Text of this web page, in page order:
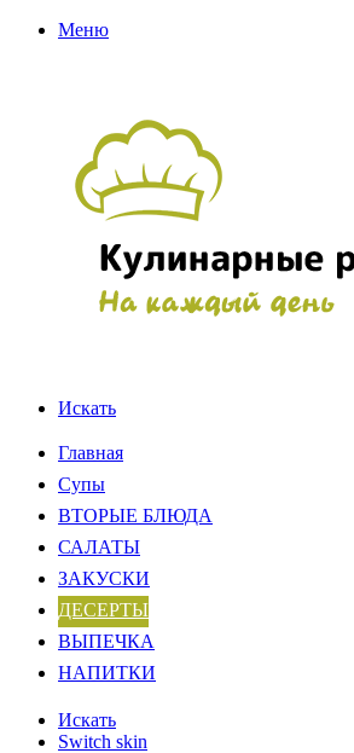
Меню
Искать
Главная
Супы
ВТОРЫЕ БЛЮДА
САЛАТЫ
ЗАКУСКИ
ДЕСЕРТЫ
ВЫПЕЧКА
НАПИТКИ
Искать
Switch skin